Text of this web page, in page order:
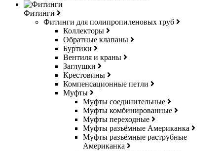
Фитинги
Фитинги для полипропиленовых труб
Коллекторы
Обратные клапаны
Буртики
Вентиля и краны
Заглушки
Крестовины
Компенсационные петли
Муфты
Муфты соединительные
Муфты комбинированные
Муфты переходные
Муфты разъёмные Американка
Муфты разъёмные раструбные
Американка